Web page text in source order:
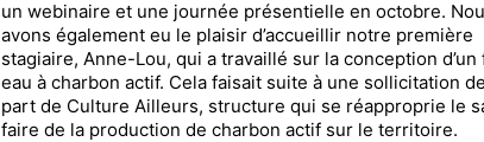
un webinaire et une journée présentielle en octobre.
avons également eu le plaisir d’accueillir notre première
stagiaire, Anne-Lou, qui a travaillé sur la conception d’un
eau à charbon actif. Cela faisait suite à une sollicitation
part de Culture Ailleurs, structure qui se réapproprie le
faire de la production de charbon actif sur le territoire.